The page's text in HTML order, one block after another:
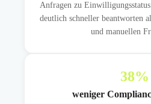
Anfragen zu
deutlich schneller beantworten
und manuellen
38%
weniger